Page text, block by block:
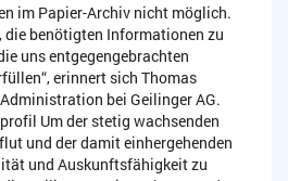
im Papier-Archiv nicht möglich.
die benötigten Informationen zu
uns entgegengebrachten
erinnert sich Thomas
bei Geilinger AG.
Um der stetig wachsenden
und der damit einhergehenden
und Auskunftsfähigkeit zu